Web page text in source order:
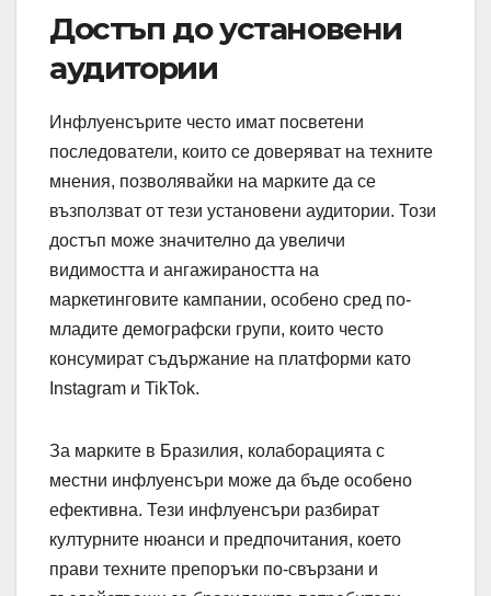
Достъп до установени
аудитории
Инфлуенсърите често имат посветени
последователи, които се доверяват на техните
мнения, позволявайки на марките да се
възползват от тези установени аудитории. Този
достъп може значително да увеличи
видимостта и ангажираността на
маркетинговите кампании, особено сред по-
младите демографски групи, които често
консумират съдържание на платформи като
Instagram и TikTok.
За марките в Бразилия, колаборацията с
местни инфлуенсъри може да бъде особено
ефективна. Тези инфлуенсъри разбират
културните нюанси и предпочитания, което
прави техните препоръки по-свързани и